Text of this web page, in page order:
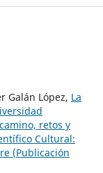
Galán López, La
retos y
Cultural:
(Publicación